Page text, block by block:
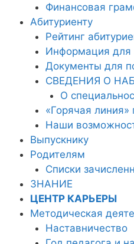
Финансовая
Абитуриенту
Рейтинг
Информация для
Документы для
СВЕДЕНИЯ О
О
«Горячая
Наши
Выпускнику
Родителям
Списки
ЗНАНИЕ
ЦЕНТР КАРЬЕРЫ
Методическая
Наставничество